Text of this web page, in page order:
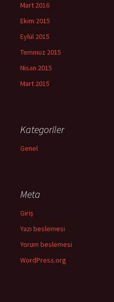
Mart 2016
Ekim 2015
Eylül 2015
Temmuz 2015
Nisan 2015
Mart 2015
Kategoriler
Genel
Meta
Giriş
Yazı beslemesi
Yorum beslemesi
WordPress.org